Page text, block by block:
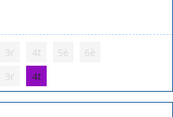
3r 4t 5è
6è
3r 4t